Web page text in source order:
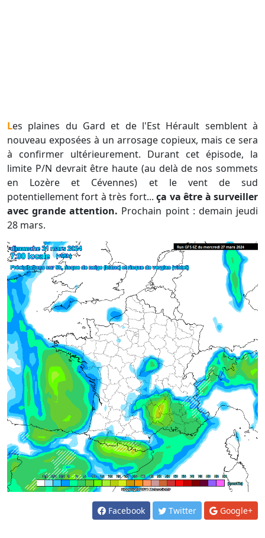
Les plaines du Gard et de l'Est Hérault semblent à
nouveau exposées à un arrosage copieux, mais ce sera
à confirmer ultérieurement. Durant cet épisode, la
limite P/N devrait être haute (au delà de nos sommets
en Lozère et Cévennes) et le vent de sud
potentiellement fort à très fort...ça va être à surveiller
avec grande attention. Prochain point : demain jeudi
28 mars.
Facebook Twitter Google+